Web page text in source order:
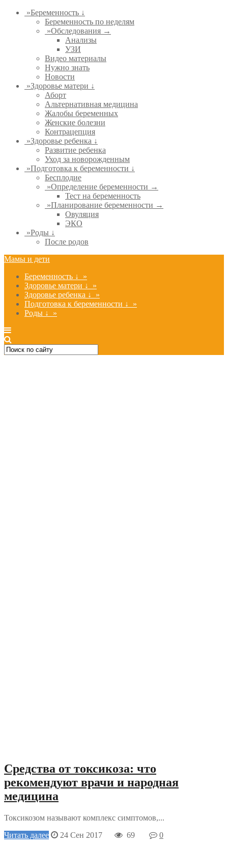
»Беременность ↓
Беременность по неделям
»Обследования →
Анализы
УЗИ
Видео материалы
Нужно знать
Новости
»Здоровье матери ↓
Аборт
Альтернативная медицина
Жалобы беременных
Женские болезни
Контрацепция
»Здоровье ребенка ↓
Развитие ребенка
Уход за новорожденным
»Подготовка к беременности ↓
Бесплодие
»Определение беременности →
Тест на беременность
»Планирование беременности →
Овуляция
ЭКО
»Роды ↓
После родов
Мамы и дети
Беременность ↓
»
Здоровье матери ↓
»
Здоровье ребенка ↓
»
Подготовка к беременности ↓
»
Роды ↓
»
Средства от токсикоза: что
рекомендуют врачи и народная
медицина
Токсикозом называют комплекс симптомов,...
Читать далее
24 Сен 2017 69 0